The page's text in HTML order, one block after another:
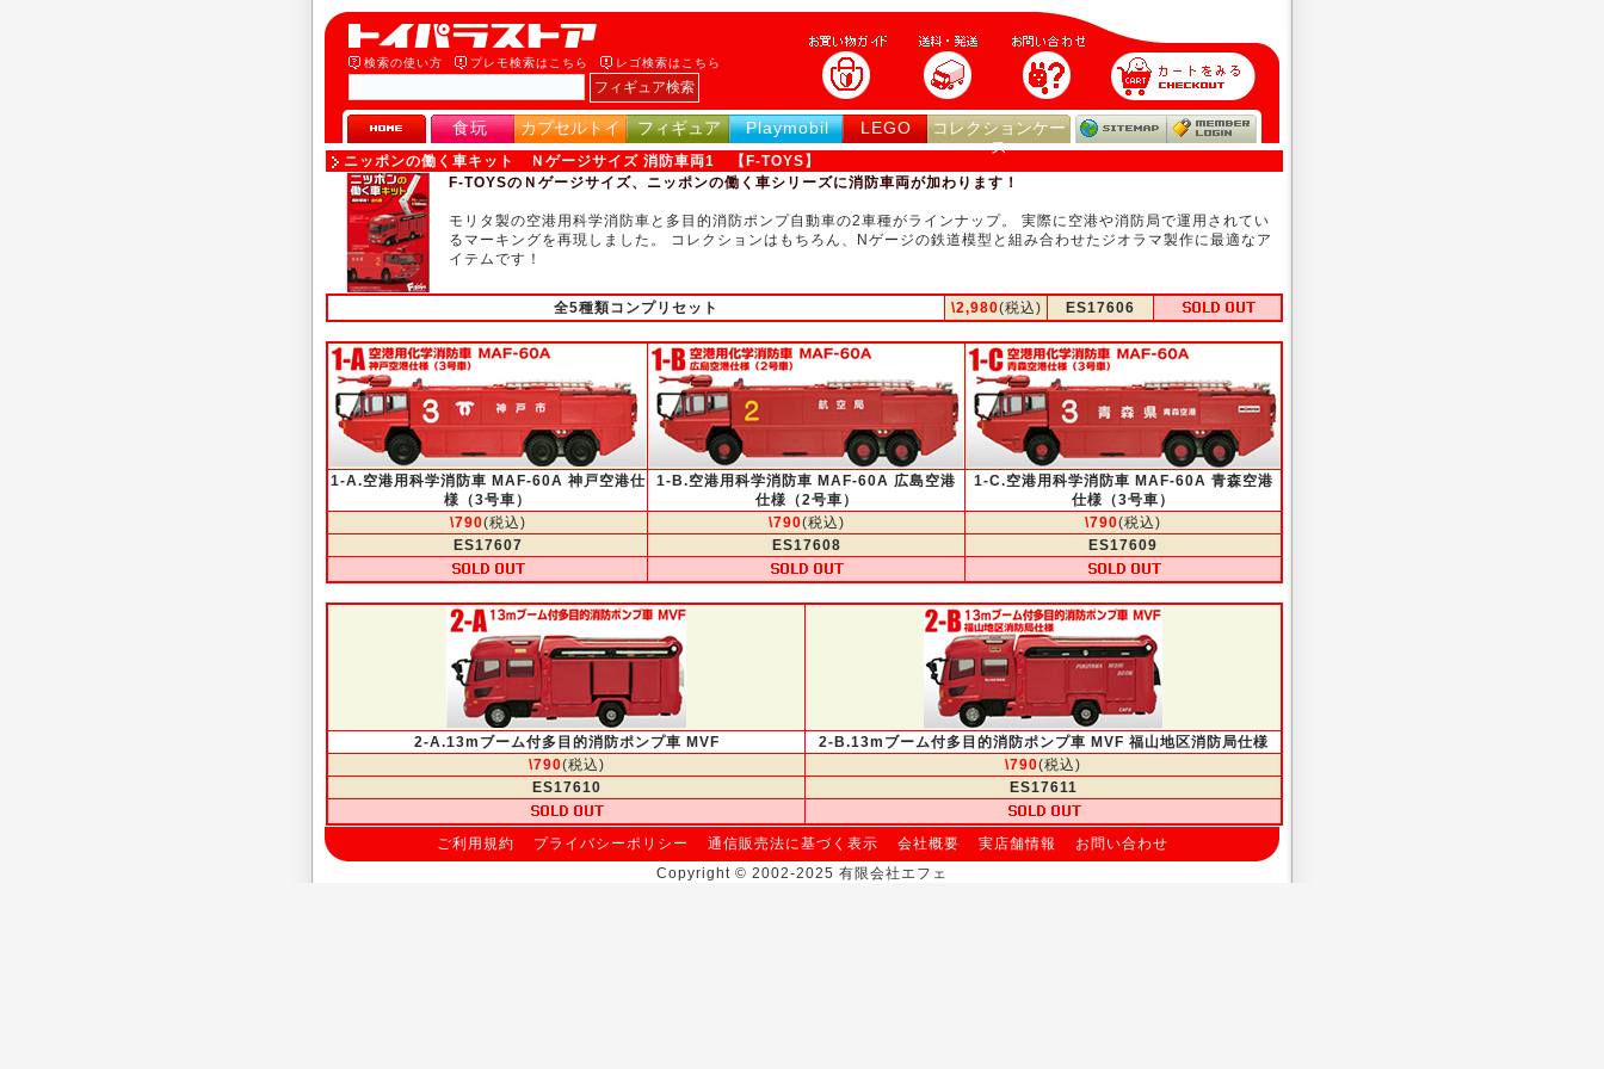
検索の使い方 プレモ検索はこちら レゴ検索はこちら
食玩 カプセルトイ フィギュア Playmobil LEGO
コレクションケー
ス
ニッポンの働く車キット Ｎゲージサイズ 消防車両1 【F-TOYS】
F-TOYSのＮゲージサイズ、ニッポンの働く車シリーズに消防車両が加わります ！
モリタ製の空港用科学消防車と多目的消防ポンプ自動車の2車種がラインナップ。 実際に空港や消防局で運用されてい
るマーキングを再現しました。 コレクションはもちろん、Nゲージの鉄道模型と組み合わせたジオラマ製作に最適なア
イテムです！
全5種類コンプリセット \2,980(税込) ES17606
1-A.空港用科学消防車 MAF-60A 神戸空港仕
様（3号車）
1-B.空港用科学消防車 MAF-60A 広島空港
仕様（2号車）
1-C.空港用科学消防車 MAF-60A 青森空港
仕様（3号車）
\790(税込) \790(税込) \790(税込)
ES17607
ES17608 ES17609
2-A.13mブーム付多目的消防ポンプ車 MVF
2-B.13mブーム付多目的消防ポンプ車 MVF 福山地区消防局仕様
\790(税込) \790(税込)
ES17610
ES17611
ご利用規約 プライバシーポリシー 通信販売法に基づく表示 会社概要 実店舗情報
お問い合わせ
Copyright © 2002-2025 有限会社エフェ